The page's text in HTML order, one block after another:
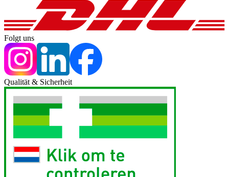
Folgt uns
Qualität & Sicherheit